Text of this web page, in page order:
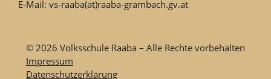
E-Mail: vs-raaba(at)raaba-grambach.gv.at
© 2026 Volksschule Raaba – Alle Rechte vorbehalten
Impressum
Datenschutzerklärung